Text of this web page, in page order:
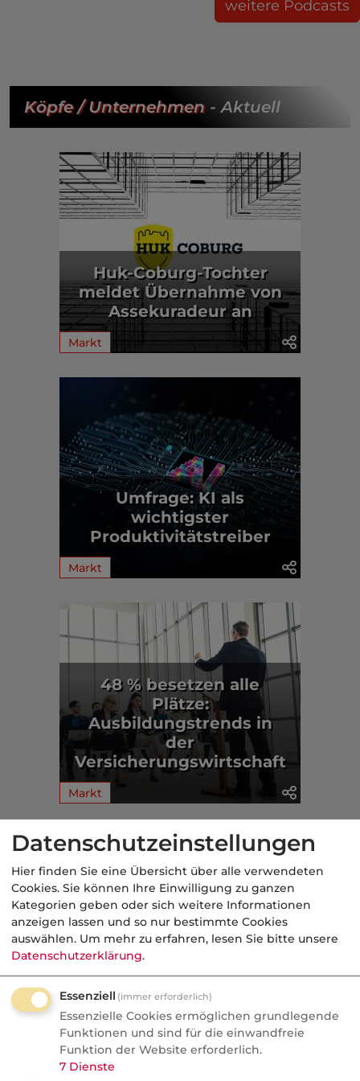
weitere Podcasts
Köpfe / Unternehmen- Aktuell
Huk-Coburg-Tochter
meldet Übernahme von
Assekuradeur an
Markt
Umfrage: KI als
wichtigster
Produktivitätstreiber
Markt
48 % besetzen alle
Plätze:
Ausbildungstrends in
der
Versicherungswirtschaft
Markt
Aus der dvb-Redaktion
Markt
Nachrichten
Wefox Gründer packt aus:
"Der größte Fehler, den ich
gemacht habe"
Wefox wurde zum Vorzeige-Startup und
geriet später ins Wanken. Der Gründer
nennt milliardenschwere
Datenschutzeinstellungen
Hier finden Sie eine Übersicht über alle verwendeten
Cookies. Sie können Ihre Einwilligung zu ganzen
Kategorien geben oder sich weitere Informationen
anzeigen lassen und so nur bestimmte Cookies
auswählen. Um mehr zu erfahren, lesen Sie bitte unsere
Datenschutzerklärung.
Essenziell (immer erforderlich)
Essenzielle Cookies ermöglichen grundlegende
Funktionen und sind für die einwandfreie
Funktion der Website erforderlich.
7 Dienste